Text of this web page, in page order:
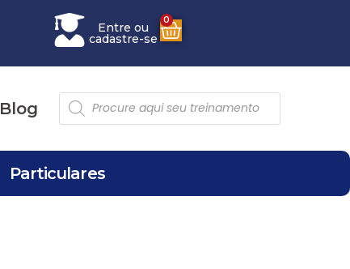
Entre ou
cadastre-se
0
Blog
Particulares